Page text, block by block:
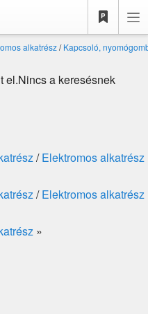
alkatrész/Kapcsoló,
el.Nincs a keresésnek
/Elektromos alkatrész
/Elektromos alkatrész
»